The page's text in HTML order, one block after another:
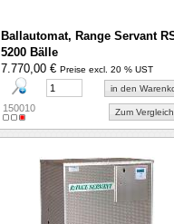
Ballautomat, Range Servant
5200 Bälle
7.770,00 € Preise excl. 20 % UST
in den
150010 Zum